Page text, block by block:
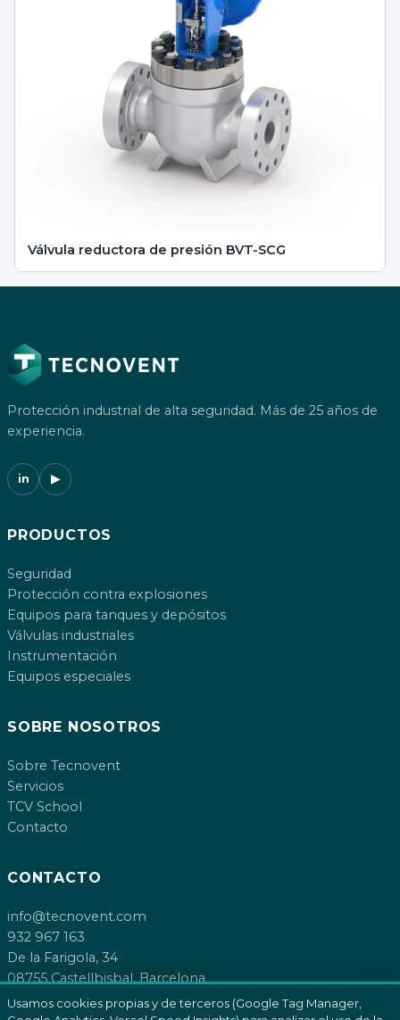
Válvula reductora de presión BVT-SCG
Protección industrial de alta seguridad. Más de 25 años de
experiencia.
in ▶
PRODUCTOS
Seguridad
Protección contra explosiones
Equipos para tanques y depósitos
Válvulas industriales
Instrumentación
Equipos especiales
SOBRE NOSOTROS
Sobre Tecnovent
Servicios
TCV School
Contacto
CONTACTO
info@tecnovent.com
932 967 163
De la Farigola, 34
08755 Castellbisbal, Barcelona
Usamos cookies propias y de terceros (Google Tag Manager,